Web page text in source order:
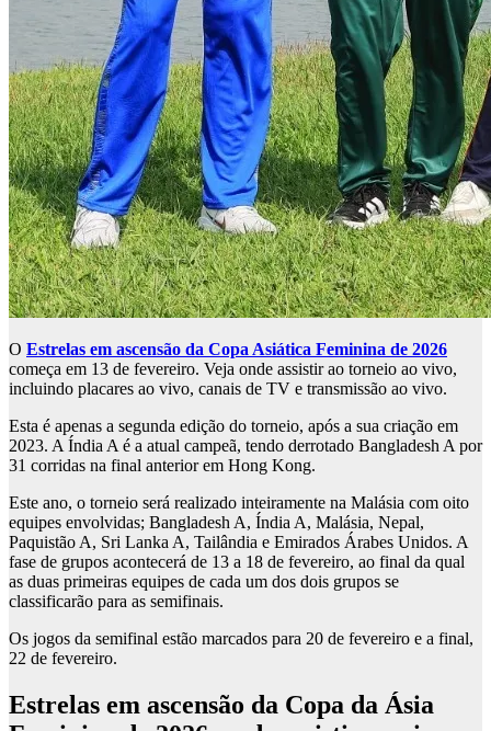
O Estrelas em ascensão da Copa Asiática Feminina de 2026
começa em 13 de fevereiro. Veja onde assistir ao torneio ao vivo,
incluindo placares ao vivo, canais de TV e transmissão ao vivo.
Esta é apenas a segunda edição do torneio, após a sua criação em
2023. A Índia A é a atual campeã, tendo derrotado Bangladesh A por
31 corridas na final anterior em Hong Kong.
Este ano, o torneio será realizado inteiramente na Malásia com oito
equipes envolvidas; Bangladesh A, Índia A, Malásia, Nepal,
Paquistão A, Sri Lanka A, Tailândia e Emirados Árabes Unidos. A
fase de grupos acontecerá de 13 a 18 de fevereiro, ao final da qual
as duas primeiras equipes de cada um dos dois grupos se
classificarão para as semifinais.
Os jogos da semifinal estão marcados para 20 de fevereiro e a final,
22 de fevereiro.
Estrelas em ascensão da Copa da Ásia